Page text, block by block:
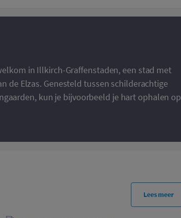
in Illkirch-Graffenstaden, een stad met
de Elzas. Genesteld tussen schilderachtige
kun je bijvoorbeeld je hart ophalen op
Lees meer